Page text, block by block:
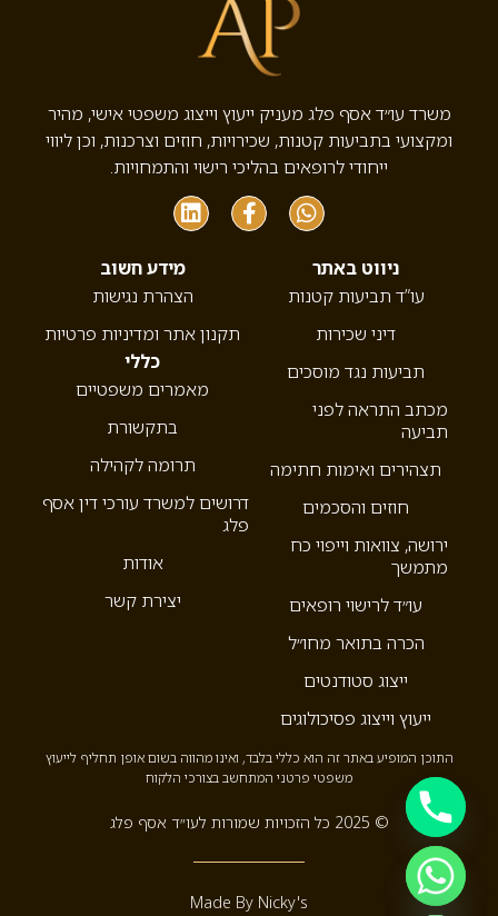
משרד עו״ד אסף פלג מעניק ייעוץ וייצוג משפטי אישי, מהיר
ומקצועי בתביעות קטנות, שכירויות, חוזים וצרכנות, וכן ליווי
ייחודי לרופאים בהליכי רישוי והתמחויות.
ניווט באתר
עו”ד תביעות קטנות
דיני שכירות
תביעות נגד מוסכים
מכתב התראה לפני
תביעה
תצהירים ואימות חתימה
חוזים והסכמים
ירושה, צוואות וייפוי כח
מתמשך
עו״ד לרישוי רופאים
הכרה בתואר מחו״ל
ייצוג סטודנטים
ייעוץ וייצוג פסיכולוגים
מידע חשוב
הצהרת נגישות
תקנון אתר ומדיניות פרטיות
כללי
מאמרים משפטיים
בתקשורת
תרומה לקהילה
דרושים למשרד עורכי דין אסף
פלג
אודות
יצירת קשר
התוכן המופיע באתר זה הוא כללי בלבד, ואינו מהווה בשום אופן תחליף לייעוץ
משפטי פרטני המתחשב בצורכי הלקוח
© 2025 כל הזכויות שמורות לעו״ד אסף פלג
Made By Nicky's Hide